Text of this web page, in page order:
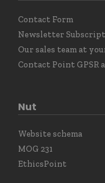
Contact Form
Newsletter
Our sales team at
Contact Point GPSR
Nut
Website schema
MOG 231
EthicsPoint